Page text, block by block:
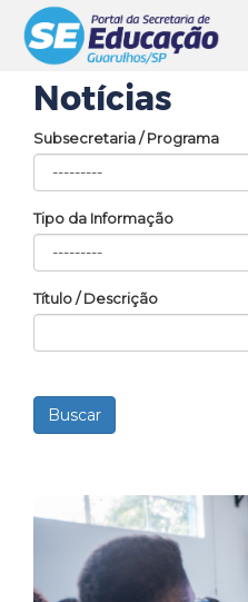
Notícias
Subsecretaria / Programa
Tipo da Informação
Título / Descrição